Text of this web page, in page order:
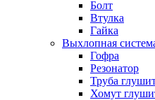
Болт
Втулка
Гайка
Выхлопная
Гофра
Резонатор
Труба
Хомут